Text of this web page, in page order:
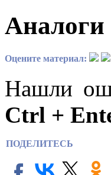
Аналоги
Оцените материал:
Нашли
Ctrl +
ПОДЕЛИТЕСЬ